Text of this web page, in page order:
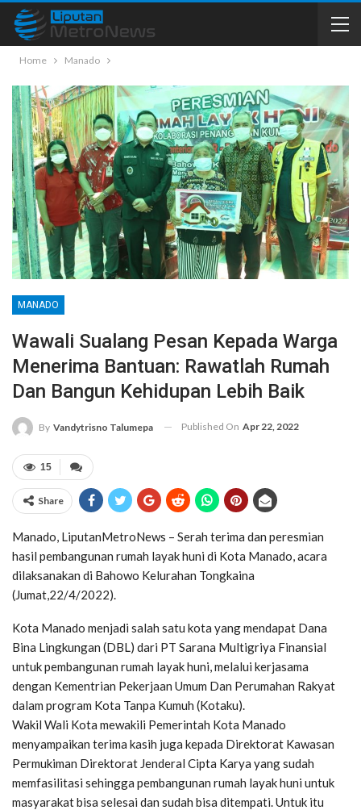
Home Manado
MANADO
Wawali Sualang Pesan Kepada Warga
Menerima Bantuan: Rawatlah Rumah
Dan Bangun Kehidupan Lebih Baik
By Vandytrisno Talumepa Published On Apr 22, 2022
15
Share
Manado, LiputanMetroNews – Serah terima dan peresmian
hasil pembangunan rumah layak huni di Kota Manado, acara
dilaksanakan di Bahowo Kelurahan Tongkaina
(Jumat,22/4/2022).
Kota Manado menjadi salah satu kota yang mendapat Dana
Bina Lingkungan (DBL) dari PT Sarana Multigriya Finansial
untuk pembangunan rumah layak huni, melalui kerjasama
dengan Kementrian Pekerjaan Umum Dan Perumahan Rakyat
dalam program Kota Tanpa Kumuh (Kotaku).
Wakil Wali Kota mewakili Pemerintah Kota Manado
menyampaikan terima kasih juga kepada Direktorat Kawasan
Permukiman Direktorat Jenderal Cipta Karya yang sudah
memfasilitasi sehingga pembangunan rumah layak huni untuk
masyarakat bisa selesai dan sudah bisa ditempati. Untuk itu